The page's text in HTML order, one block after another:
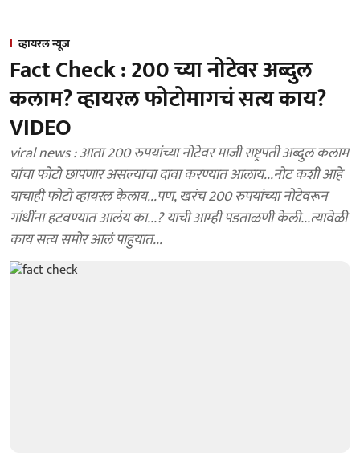
व्हायरल न्यूज
Fact Check : 200 च्या नोटेवर अब्दुल
कलाम? व्हायरल फोटोमागचं सत्य काय?
VIDEO
viral news : आता 200 रुपयांच्या नोटेवर माजी राष्ट्रपती अब्दुल कलाम
यांचा फोटो छापणार असल्याचा दावा करण्यात आलाय...नोट कशी आहे
याचाही फोटो व्हायरल केलाय...पण, खरंच 200 रुपयांच्या नोटेवरून
गांधींना हटवण्यात आलंय का...? याची आम्ही पडताळणी केली...त्यावेळी
काय सत्य समोर आलं पाहुयात...